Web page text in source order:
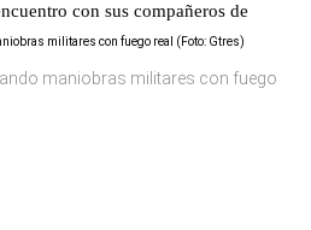
con sus compañeros de
maniobras militares con fuego